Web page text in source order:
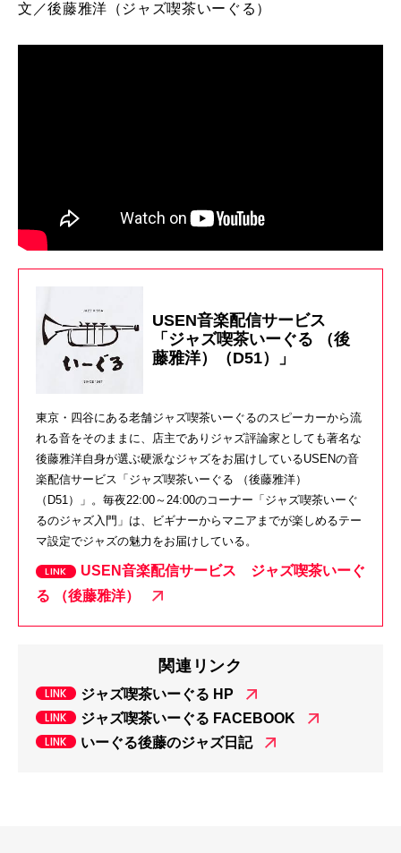
文／後藤雅洋 （ジャズ喫茶いーぐる）
USEN音楽配信サービス
「ジャズ喫茶いーぐる （後
藤雅洋）（D51）」
東京・四谷にある老舗ジャズ喫茶いーぐるのスピーカーから流
れる音をそのままに、店主でありジャズ評論家としても著名な
後藤雅洋自身が選ぶ硬派なジャズをお届けしているUSENの音
楽配信サービス「ジャズ喫茶いーぐる （後藤雅洋）
（D51）」。毎夜22:00～24:00のコーナー「ジャズ喫茶いーぐ
るのジャズ入門」は、ビギナーからマニアまでが楽しめるテー
マ設定でジャズの魅力をお届けしている。
USEN音楽配信サービス ジャズ喫茶いーぐ
る （後藤雅洋）
関連リンク
ジャズ喫茶いーぐる HP
ジャズ喫茶いーぐる FACEBOOK
いーぐる後藤のジャズ日記